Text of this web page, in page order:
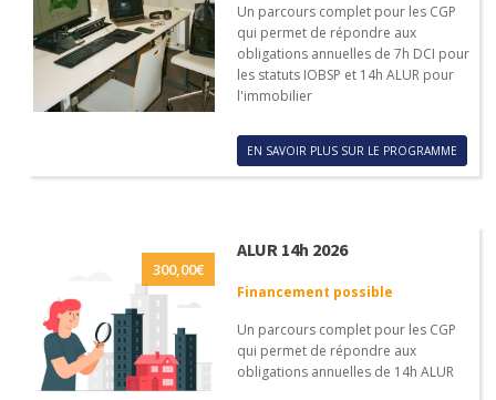
Un parcours complet pour les CGP
qui permet de répondre aux
obligations annuelles de 7h DCI pour
les statuts IOBSP et 14h ALUR pour
l'immobilier
EN SAVOIR PLUS SUR LE PROGRAMME
300,00€
ALUR 14h 2026
Financement possible
Un parcours complet pour les CGP
qui permet de répondre aux
obligations annuelles de 14h ALUR